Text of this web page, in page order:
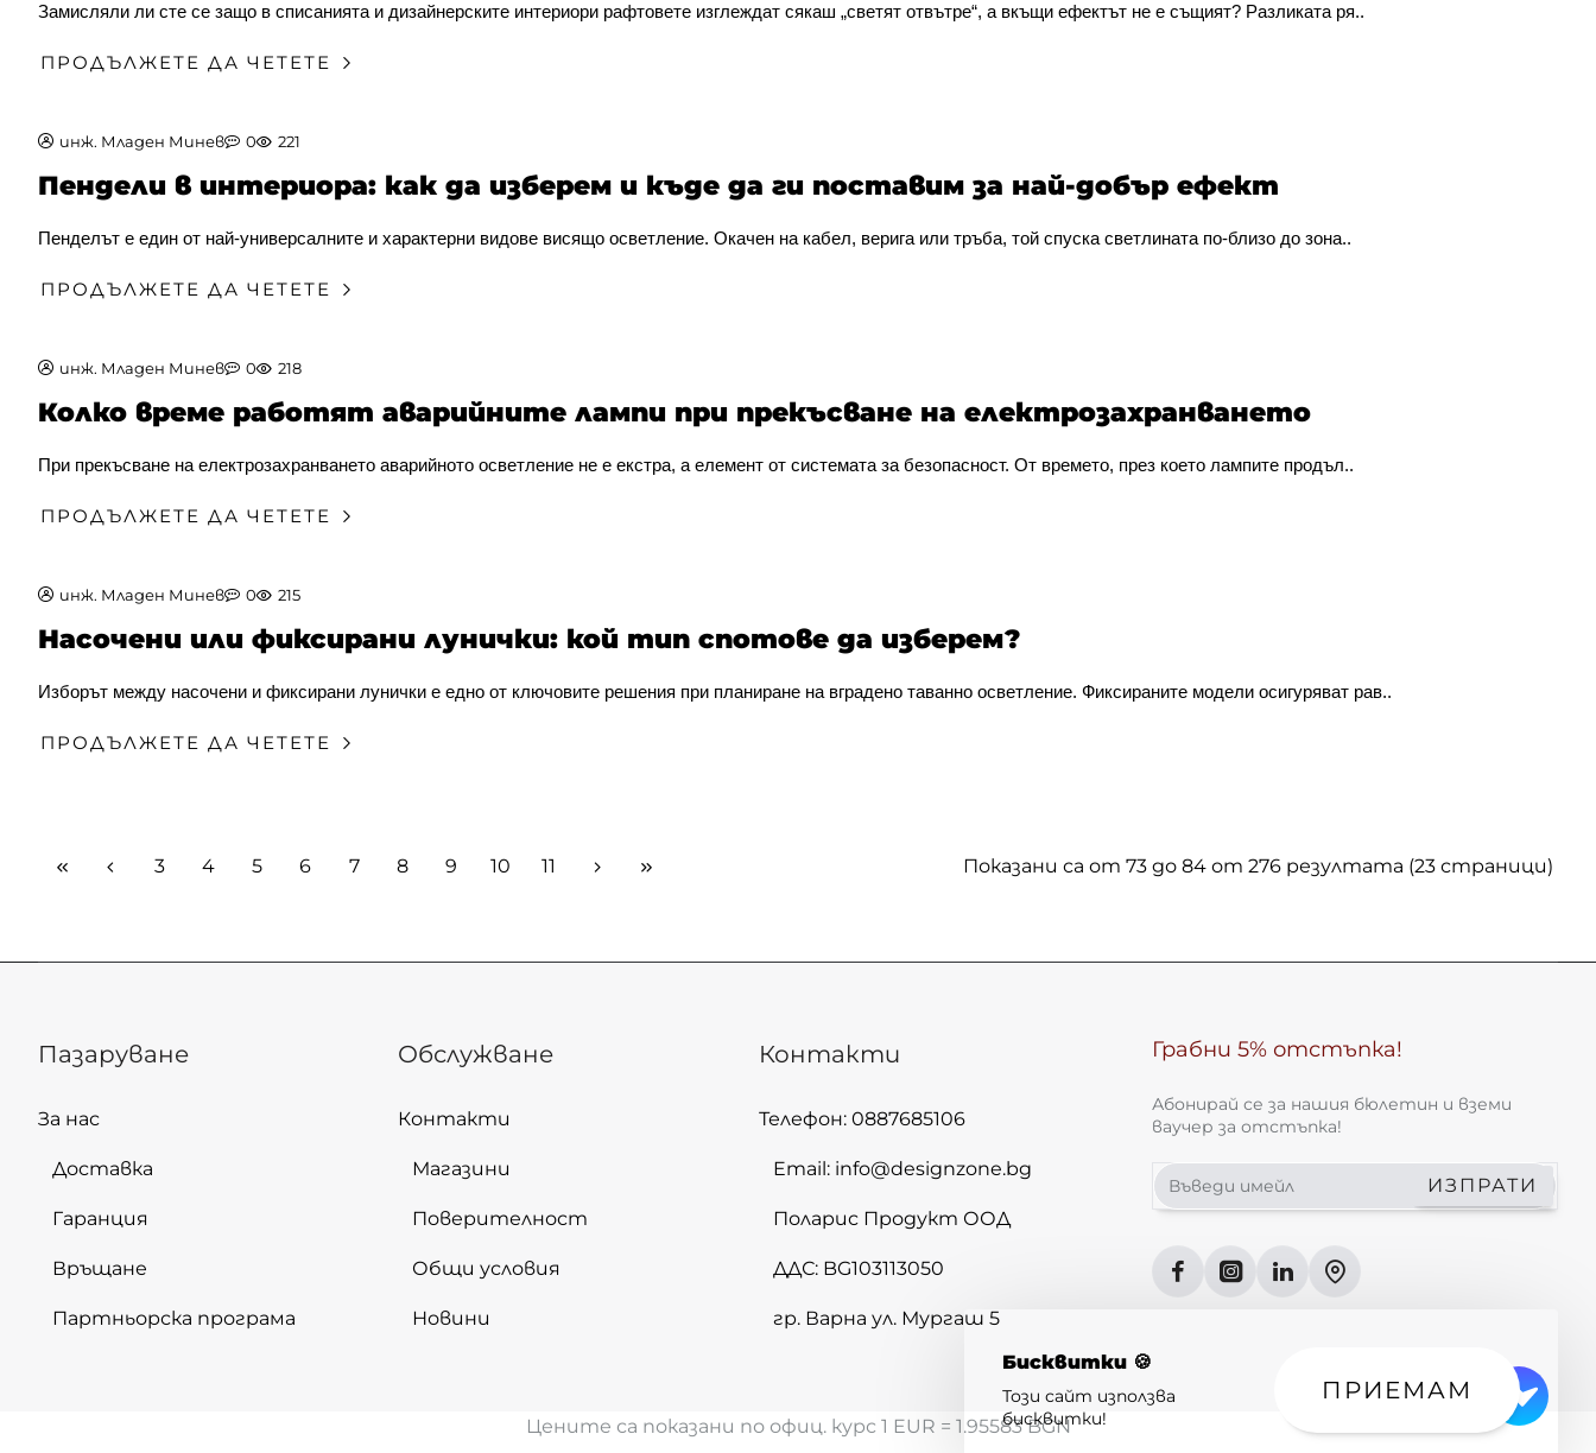
Бисквитки 🍪
Този сайт използва
бисквитки!
ПРИЕМАМ
Замисляли ли сте се защо в списанията и дизайнерските интериори рафтовете изглеждат сякаш „светят отвътре“, а вкъщи ефектът не е същият? Разликата ря..
ПРОДЪЛЖЕТЕ ДА ЧЕТЕТЕ
инж. Младен Минев 0 221
Пендели в интериора: как да изберем и къде да ги поставим за най-добър ефект
Пенделът е един от най-универсалните и характерни видове висящо осветление. Окачен на кабел, верига или тръба, той спуска светлината по-близо до зона..
ПРОДЪЛЖЕТЕ ДА ЧЕТЕТЕ
инж. Младен Минев 0 218
Колко време работят аварийните лампи при прекъсване на електрозахранването
При прекъсване на електрозахранването аварийното осветление не е екстра, а елемент от системата за безопасност. От времето, през което лампите продъл..
ПРОДЪЛЖЕТЕ ДА ЧЕТЕТЕ
инж. Младен Минев 0 215
Насочени или фиксирани лунички: кой тип спотове да изберем?
Изборът между насочени и фиксирани лунички е едно от ключовите решения при планиране на вградено таванно осветление. Фиксираните модели осигуряват рав..
ПРОДЪЛЖЕТЕ ДА ЧЕТЕТЕ
3 4 5 6 7 8 9 10 11 Показани са от 73 до 84 от 276 резултата (23 страници)
Пазаруване
За нас
Доставка
Гаранция
Връщане
Партньорска програма
Обслужване
Контакти
Магазини
Поверителност
Общи условия
Новини
Контакти
Телефон: 0887685106
Email: info@designzone.bg
Поларис Продукт ООД
ДДС: BG103113050
гр. Варна ул. Мургаш 5
Грабни 5% отстъпка!
Абонирай се за нашия бюлетин и вземи
ваучер за отстъпка!
Въведи
имейл
ИЗПРАТИ
Цените са показани по офиц. курс 1 EUR = 1.95583 BGN